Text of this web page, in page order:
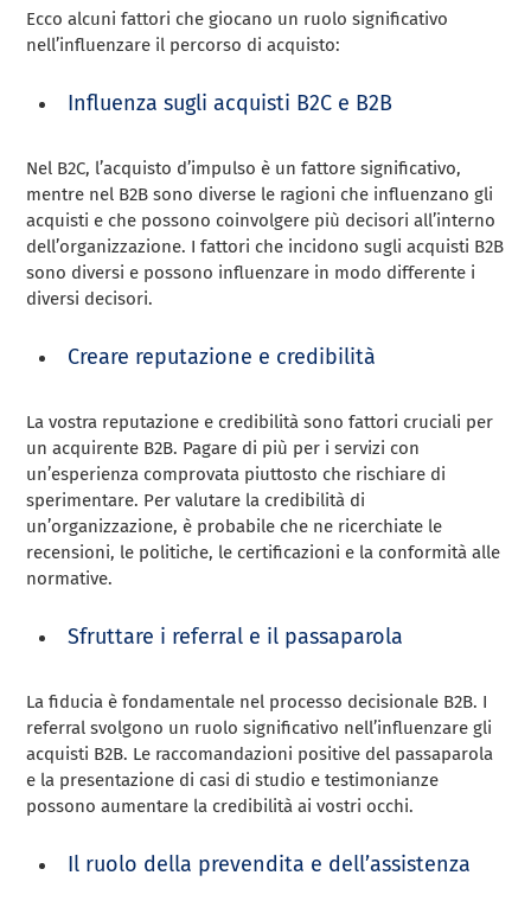
Ecco alcuni fattori che giocano un ruolo significativo
nell’influenzare il percorso di acquisto:
Influenza sugli acquisti B2C e B2B
Nel B2C, l’acquisto d’impulso è un fattore significativo,
mentre nel B2B sono diverse le ragioni che influenzano gli
acquisti e che possono coinvolgere più decisori all’interno
dell’organizzazione. I fattori che incidono sugli acquisti B2B
sono diversi e possono influenzare in modo differente i
diversi decisori.
Creare reputazione e credibilità
La vostra reputazione e credibilità sono fattori cruciali per
un acquirente B2B. Pagare di più per i servizi con
un’esperienza comprovata piuttosto che rischiare di
sperimentare. Per valutare la credibilità di
un’organizzazione, è probabile che ne ricerchiate le
recensioni, le politiche, le certificazioni e la conformità alle
normative.
Sfruttare i referral e il passaparola
La fiducia è fondamentale nel processo decisionale B2B. I
referral svolgono un ruolo significativo nell’influenzare gli
acquisti B2B. Le raccomandazioni positive del passaparola
e la presentazione di casi di studio e testimonianze
possono aumentare la credibilità ai vostri occhi.
Il ruolo della prevendita e dell’assistenza